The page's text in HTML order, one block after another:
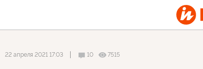
22 апреля 2021 17:03 10 7515